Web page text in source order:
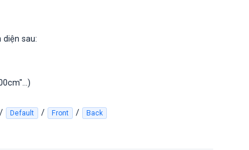
sau:
/ Default / Front / Back